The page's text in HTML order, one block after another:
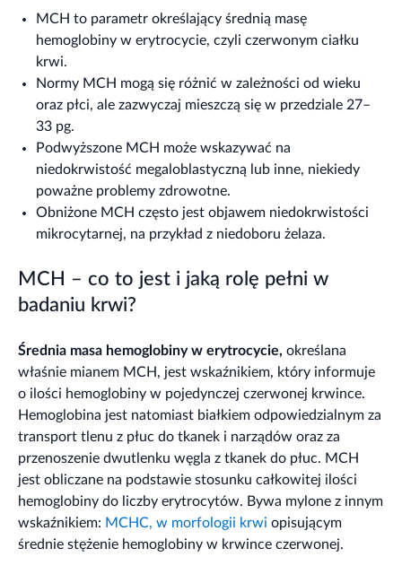
MCH to parametr określający średnią masę
hemoglobiny w erytrocycie, czyli czerwonym ciałku
krwi.
Normy MCH mogą się różnić w zależności od wieku
oraz płci, ale zazwyczaj mieszczą się w przedziale 27–
33 pg.
Podwyższone MCH może wskazywać na
niedokrwistość megaloblastyczną lub inne, niekiedy
poważne problemy zdrowotne.
Obniżone MCH często jest objawem niedokrwistości
mikrocytarnej, na przykład z niedoboru żelaza.
MCH – co to jest i jaką rolę pełni w
badaniu krwi?
Średnia masa hemoglobiny w erytrocycie, określana
właśnie mianem MCH, jest wskaźnikiem, który informuje
o ilości hemoglobiny w pojedynczej czerwonej krwince.
Hemoglobina jest natomiast białkiem odpowiedzialnym za
transport tlenu z płuc do tkanek i narządów oraz za
przenoszenie dwutlenku węgla z tkanek do płuc. MCH
jest obliczane na podstawie stosunku całkowitej ilości
hemoglobiny do liczby erytrocytów. Bywa mylone z innym
wskaźnikiem: MCHC, w morfologii krwi opisującym
średnie stężenie hemoglobiny w krwince czerwonej.